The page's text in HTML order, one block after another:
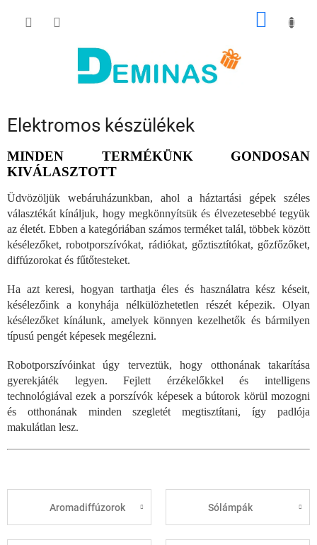
KOSÁR
Elektromos készülékek
MINDEN TERMÉKÜNK GONDOSAN
KIVÁLASZTOTT
Üdvözöljük webáruházunkban, ahol a háztartási gépek széles
választékát kínáljuk, hogy megkönnyítsük és élvezetesebbé tegyük
az életét. Ebben a kategóriában számos terméket talál, többek között
késélezőket, robotporszívókat, rádiókat, gőztisztítókat, gőzfőzőket,
diffúzorokat és fűtőtesteket.
Ha azt keresi, hogyan tarthatja éles és használatra kész késeit,
késélezőink a konyhája nélkülözhetetlen részét képezik. Olyan
késélezőket kínálunk, amelyek könnyen kezelhetők és bármilyen
típusú pengét képesek megélezni.
Robotporszívóinkat úgy terveztük, hogy otthonának takarítása
gyerekjáték legyen. Fejlett érzékelőkkel és intelligens
technológiával ezek a porszívók képesek a bútorok körül mozogni
és otthonának minden szegletét megtisztítani, így padlója
makulátlan lesz.
Aromadiffúzorok Sólámpák